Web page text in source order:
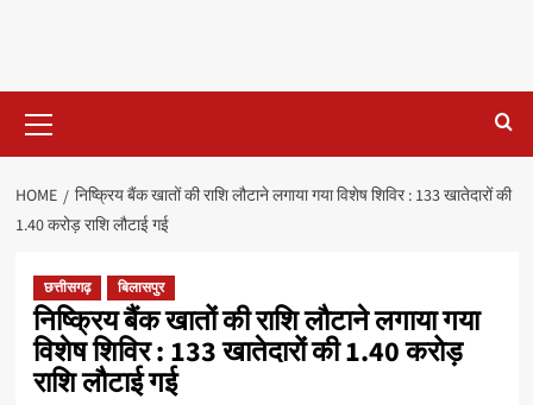
Menu
HOME
निष्क्रिय बैंक खातों की राशि लौटाने लगाया गया विशेष शिविर : 133 खातेदारों की
1.40 करोड़ राशि लौटाई गई
छत्तीसगढ़ बिलासपुर
निष्क्रिय बैंक खातों की राशि लौटाने लगाया गया
विशेष शिविर : 133 खातेदारों की 1.40 करोड़
राशि लौटाई गई